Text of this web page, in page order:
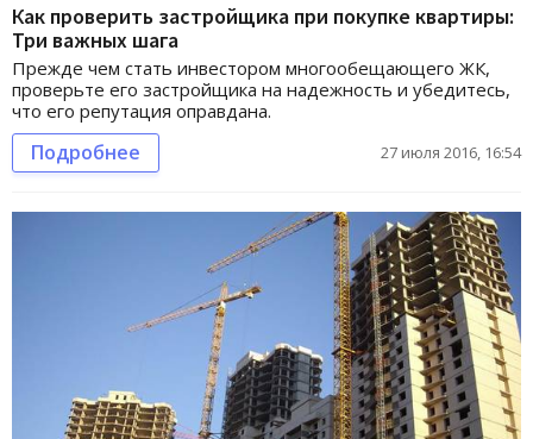
Как проверить застройщика при покупке квартиры:
Три важных шага
Прежде чем стать инвестором многообещающего ЖК,
проверьте его застройщика на надежность и убедитесь,
что его репутация оправдана.
Подробнее 27 июля 2016, 16:54